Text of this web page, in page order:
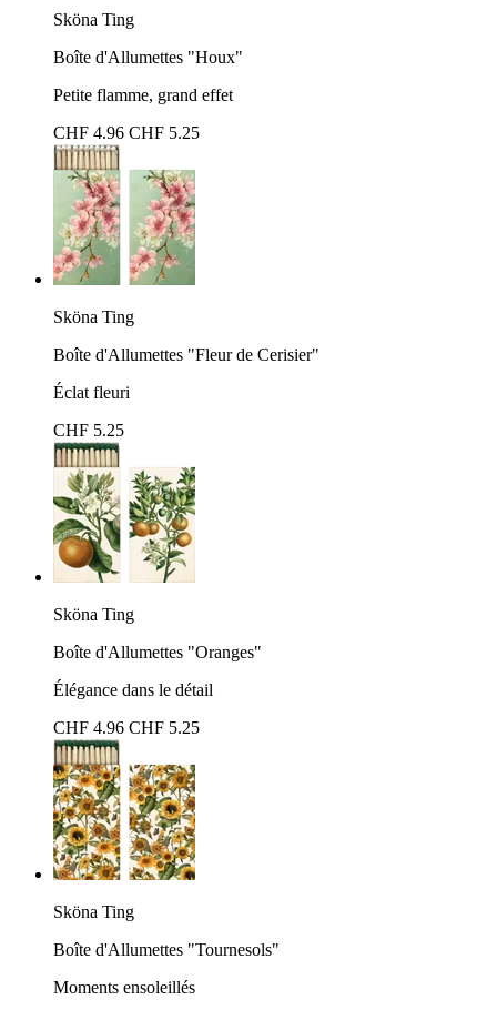
Sköna Ting
Boîte d'Allumettes "Houx"
Petite flamme, grand effet
CHF 4.96 CHF 5.25
Sköna Ting
Boîte d'Allumettes "Fleur de Cerisier"
Éclat fleuri
CHF 5.25
Sköna Ting
Boîte d'Allumettes "Oranges"
Élégance dans le détail
CHF 4.96 CHF 5.25
Sköna Ting
Boîte d'Allumettes "Tournesols"
Moments ensoleillés